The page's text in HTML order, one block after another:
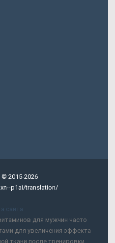
2015-2026
p1ai/translation/
сайта
для мужчин часто
для увеличения эффекта
ткани после тренировки.